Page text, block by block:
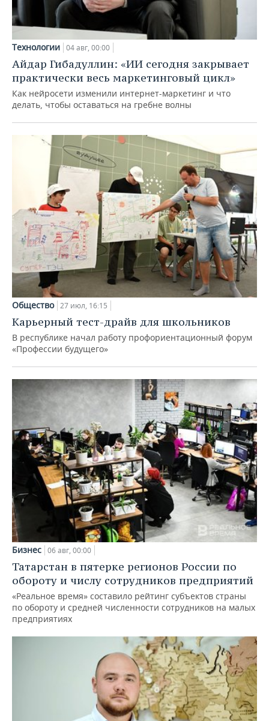
Технологии 04 авг, 00:00
Айдар Гибадуллин: «ИИ сегодня закрывает
практически весь маркетинговый цикл»
Как нейросети изменили интернет-маркетинг и что
делать, чтобы оставаться на гребне волны
Общество 27 июл, 16:15
Карьерный тест-драйв для школьников
В республике начал работу профориентационный форум
«Профессии будущего»
Бизнес 06 авг, 00:00
Татарстан в пятерке регионов России по
обороту и числу сотрудников предприятий
«Реальное время» составило рейтинг субъектов страны
по обороту и средней численности сотрудников на малых
предприятиях